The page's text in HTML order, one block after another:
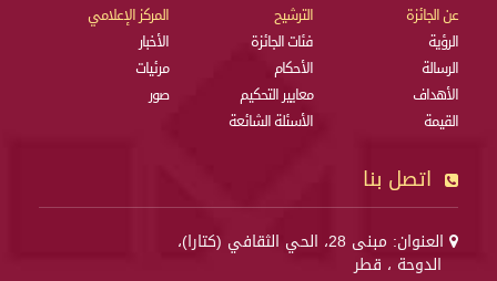
عن الجائزة
الرؤية
الرسالة
الأهداف
القيمة
الترشيح
فئات الجائزة
الأحكام
معايير التحكيم
الأسئلة الشائعة
المركز الإعلامي
الأخبار
مرئيات
صور
اتصل بنا
العنوان: مبنى 28، الحي الثقافي (كتارا)،
الدوحة ، قطر